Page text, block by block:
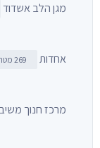
מגן הלב אשדוד
אחדות 269 מטר
מרכז חנוך